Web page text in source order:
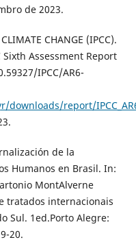
de 2023.
CHANGE (IPCC).
Sixth Assessment Report
IPCC/AR6-
report/
de la
Humanos en Brasil. In:
MontAlverne
tratados internacionais
Sul. 1ed.Porto Alegre:
20.